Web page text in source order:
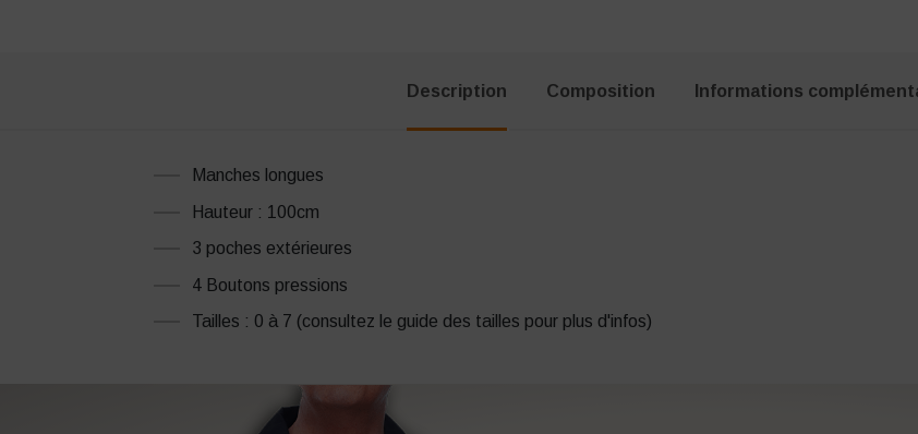
Description Composition Informations
Manches longues
Hauteur : 100cm
3 poches extérieures
4 Boutons pressions
Tailles : 0 à 7 (consultez le guide des tailles pour plus d'infos)